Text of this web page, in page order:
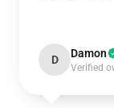
D Damon
Verified